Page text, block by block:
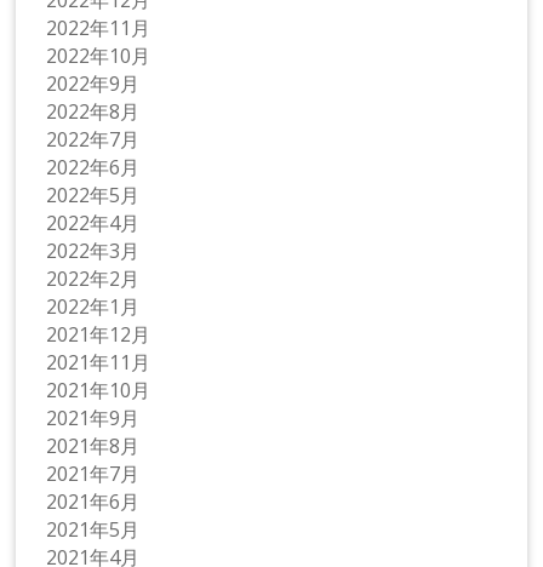
2022年11月
2022年10月
2022年9月
2022年8月
2022年7月
2022年6月
2022年5月
2022年4月
2022年3月
2022年2月
2022年1月
2021年12月
2021年11月
2021年10月
2021年9月
2021年8月
2021年7月
2021年6月
2021年5月
2021年4月